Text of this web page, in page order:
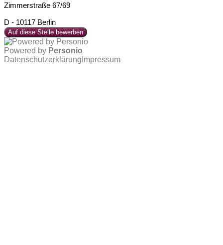
Zimmerstraße 67/69
D - 10117 Berlin
Auf diese Stelle bewerben
Powered by Personio
Datenschutzerklärung Impressum